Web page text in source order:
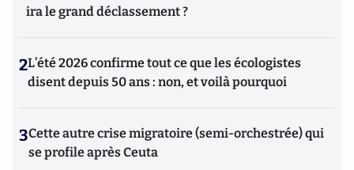
ira le grand déclassement ?
2L’été 2026 confirme tout ce que les écologistes
disent depuis 50 ans : non, et voilà pourquoi
3Cette autre crise migratoire (semi-orchestrée) qui
se profile après Ceuta